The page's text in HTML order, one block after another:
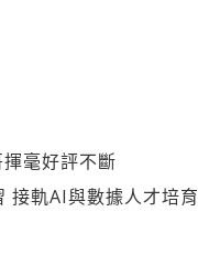
毫好評不斷
接軌AI與數據人才培育